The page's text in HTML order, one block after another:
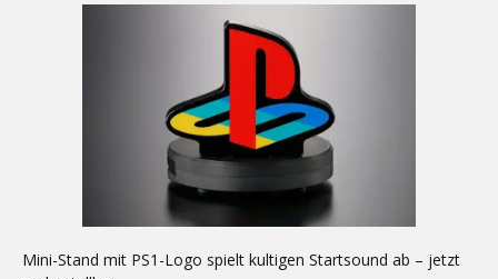
Mini-Stand mit PS1-Logo spielt kultigen Startsound ab – jetzt